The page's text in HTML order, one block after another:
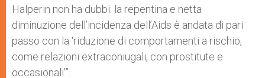
Halperin non ha dubbi: la repentina e netta
diminuzione dell’incidenza dell’Aids è andata di pari
passo con la ‘riduzione di comportamenti a rischio,
come relazioni extraconiugali, con prostitute e
occasionali’”.